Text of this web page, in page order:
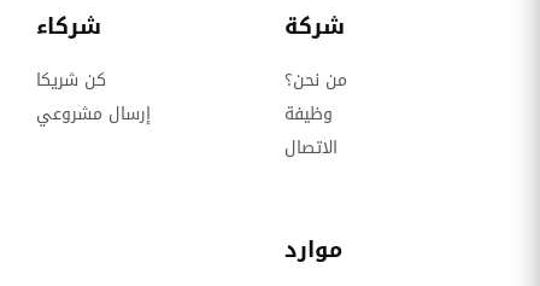
شركة
من نحن؟
وظيفة
الاتصال
شركاء
كن شريكا
إرسال مشروعي
موارد